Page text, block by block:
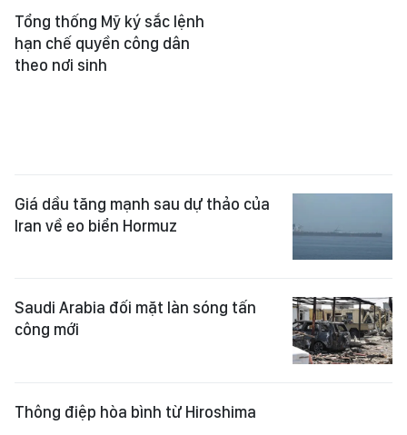
Tổng thống Mỹ ký sắc lệnh
hạn chế quyền công dân
theo nơi sinh
Giá dầu tăng mạnh sau dự thảo của
Iran về eo biển Hormuz
Saudi Arabia đối mặt làn sóng tấn
công mới
Thông điệp hòa bình từ Hiroshima